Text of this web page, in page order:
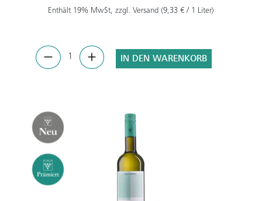
Enthält 19% MwSt, zzgl. Versand (9,33 € / 1 Liter)
IN DEN WARENKORB